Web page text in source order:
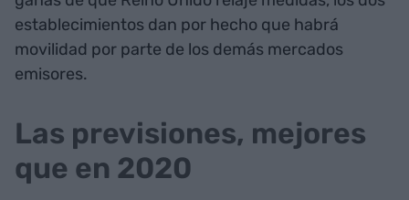
establecimientos dan por hecho que habrá
movilidad por parte de los demás mercados
emisores.
Las previsiones, mejores
que en 2020